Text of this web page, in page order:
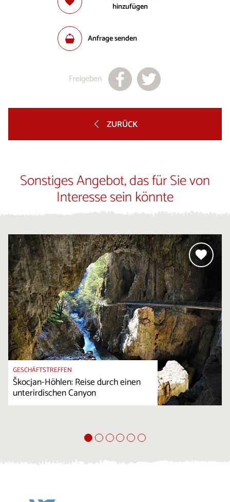
hinzufügen
Anfrage senden
Freigeben
ZURÜCK
Sonstiges Angebot, das für Sie von
Interesse sein könnte
GESCHÄFTSTREFFEN
Škocjan-Höhlen: Reise durch einen
unterirdischen Canyon